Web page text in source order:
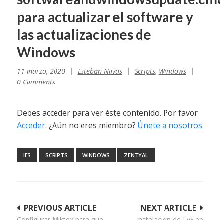
para actualizar el software y
las actualizaciones de
Windows
11 marzo, 2020 Esteban Navas Scripts, Windows
0 Comments
Debes acceder para ver éste contenido. Por favor
Acceder. ¿Aún no eres miembro? Únete a nosotros
IES SCRIPTS WINDOWS ZENTYAL
Navegación
NEXT ARTICLE
PREVIOUS ARTICLE